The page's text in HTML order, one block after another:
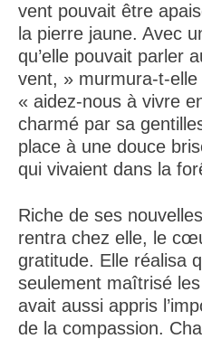
vent pouvait être
la pierre jaune. Avec
qu’elle pouvait parler
vent, » murmura-t-
« aidez-nous à vivre
charmé par sa
place à une douce
qui vivaient dans la
Riche de ses
rentra chez elle, le
gratitude. Elle réalisa
seulement maîtrisé
avait aussi appris
de la compassion.